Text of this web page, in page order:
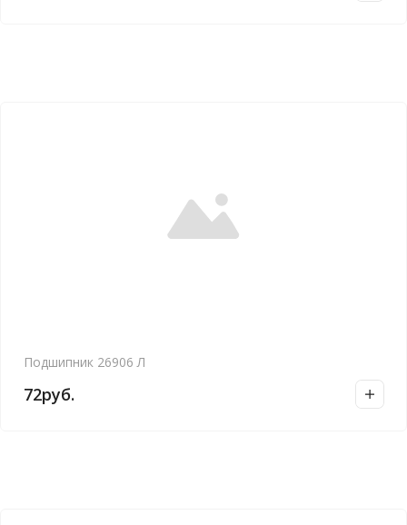
Подшипник 26906 Л
72руб.